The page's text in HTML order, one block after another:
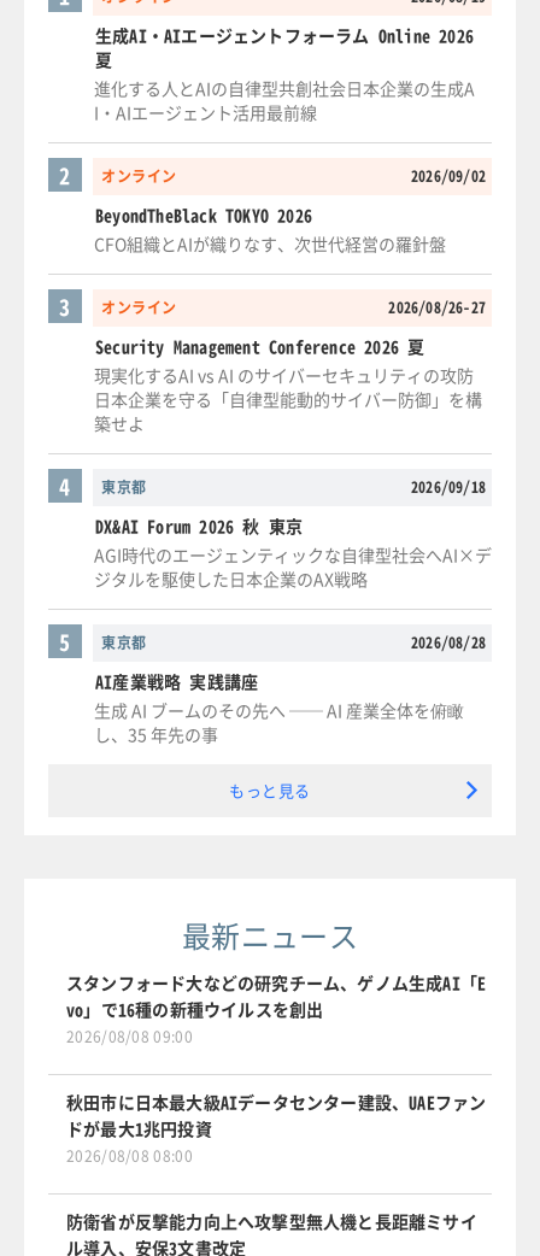
生成AI・AIエージェントフォーラム Online 2026
夏
進化する人とAIの自律型共創社会日本企業の生成A
I・AIエージェント活用最前線
オンライン 2026/09/02
2
BeyondTheBlack TOKYO 2026
CFO組織とAIが織りなす、次世代経営の羅針盤
オンライン 2026/08/26-27
3
Security Management Conference 2026 夏
現実化するAI vs AI のサイバーセキュリティの攻防
日本企業を守る「自律型能動的サイバー防御」を構
築せよ
東京都 2026/09/18
4
DX&AI Forum 2026 秋 東京
AGI時代のエージェンティックな自律型社会へAI×デ
ジタルを駆使した日本企業のAX戦略
東京都 2026/08/28
5
AI産業戦略 実践講座
生成 AI ブームのその先へ ── AI 産業全体を俯瞰
し、35 年先の事
もっと見る
最新ニュース
スタンフォード大などの研究チーム、ゲノム生成AI「E
vo」で16種の新種ウイルスを創出
2026/08/08 09:00
秋田市に日本最大級AIデータセンター建設、UAEファン
ドが最大1兆円投資
2026/08/08 08:00
防衛省が反撃能力向上へ攻撃型無人機と長距離ミサイ
ル導入、安保3文書改定